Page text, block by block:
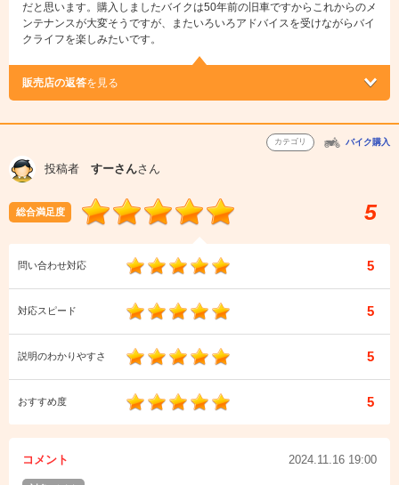
だと思います。購入しましたバイクは50年前の旧車ですからこれからのメ
ンテナンスが大変そうですが、またいろいろアドバイスを受けながらバイ
クライフを楽しみたいです。
販売店の返答を見る
カテゴリ バイク購入
投稿者 すーさんさん
総合満足度 5
問い合わせ対応 5
対応スピード 5
説明のわかりやすさ 5
おすすめ度 5
コメント 2024.11.16 19:00